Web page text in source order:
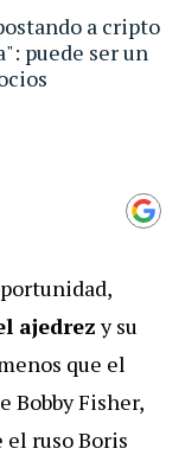
a cripto
puede ser un
ajedrezy su
que el
Bobby Fisher,
el ruso Boris